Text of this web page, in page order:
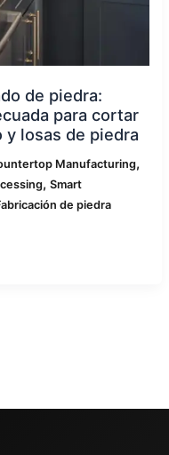
de piedra:
para cortar
y losas de piedra
Manufacturing,
,Smart
de piedra